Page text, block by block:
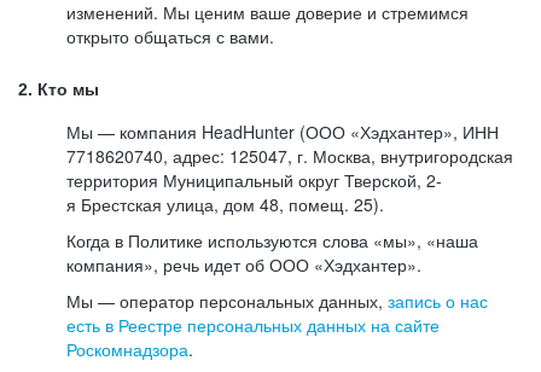
изменений. Мы ценим ваше доверие и стремимся
открыто общаться с вами.
2. Кто мы
Мы — компания HeadHunter (ООО «Хэдхантер», ИНН
7718620740, адрес: 125047, г. Москва, внутригородская
территория Муниципальный округ Тверской, 2-
я Брестская улица, дом 48, помещ. 25).
Когда в Политике используются слова «мы», «наша
компания», речь идет об ООО «Хэдхантер».
Мы — оператор персональных данных, запись о нас
есть в Реестре персональных данных на сайте
Роскомнадзора.